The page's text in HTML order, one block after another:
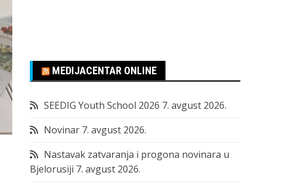
MEDIJACENTAR ONLINE
SEEDIG Youth School 2026 7. avgust 2026.
Novinar 7. avgust 2026.
Nastavak zatvaranja i progona novinara u
Bjelorusiji 7. avgust 2026.